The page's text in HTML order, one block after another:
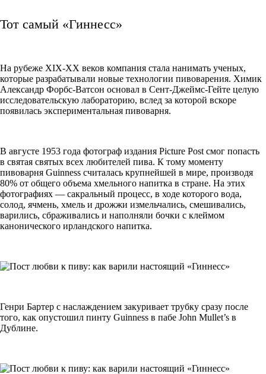
Тот самый «Гиннесс»
На рубеже XIX-XX веков компания стала нанимать ученых,
которые разрабатывали новые технологии пивоварения. Химик
Александр Форбс-Ватсон основал в Сент-Джеймс-Гейте целую
исследовательскую лабораторию, вслед за которой вскоре
появилась экспериментальная пивоварня.
В августе 1953 года фотограф издания Picture Post смог попасть
в святая святых всех любителей пива. К тому моменту
пивоварня Guinness считалась крупнейшей в мире, производя
80% от общего объема хмельного напитка в стране. На этих
фотографиях — сакральный процесс, в ходе которого вода,
солод, ячмень, хмель и дрожжи измельчались, смешивались,
варились, сбраживались и наполняли бочки с клеймом
канонического ирландского напитка.
Генри Бартер с наслаждением закуривает трубку сразу после
того, как опустошил пинту Guinness в пабе John Mullet’s в
Дублине.